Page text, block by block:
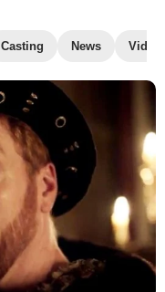
Casting News